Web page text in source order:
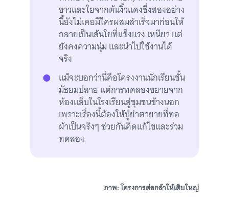
ขาวและใยจากต้นงิ้วแดงซึ่งสองอย่าง
นี้ยังไม่เคยมีใครผสมสำเร็จมาก่อนให้
กลายเป็นเส้นใยที่แข็งแรง เหนียว แต่
ยังคงความนุ่ม และนำไปใช้งานได้
จริง
แม้จะบอกว่านี่คือโครงงานนักเรียนชั้น
มัธยมปลาย แต่การทดลองขยายจาก
ห้องแล็บในโรงเรียนสู่ชุมชนข้างนอก
เพราะเรื่องนี้ต้องให้ปู่ย่าตายายที่ทอ
ผ้าเป็นจริงๆ ช่วยกันคิดแก้ไขและร่วม
ทดลอง
ภาพ: โครงการต่อกล้าให้เติบใหญ่